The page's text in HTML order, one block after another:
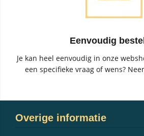
Eenvoudig
Je kan heel eenvoudig in onze
een specifieke vraag of wens?
Overige informatie